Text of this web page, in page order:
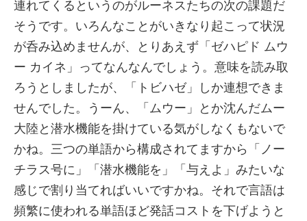
連れてくるというのがルーネスたちの次の課題だ
そうです。いろんなことがいきなり起こって状況
が呑み込めませんが、とりあえず「ゼハピド ムウ
ー カイネ」ってなんなんでしょう。意味を読み取
ろうとしましたが、「トビハゼ」しか連想できま
せんでした。うーん、「ムウー」とか沈んだムー
大陸と潜水機能を掛けている気がしなくもないで
かね。三つの単語から構成されてますから「ノー
チラス号に」「潜水機能を」「与えよ」みたいな
感じで割り当てればいいですかね。それで言語は
頻繁に使われる単語ほど発話コストを下げようと